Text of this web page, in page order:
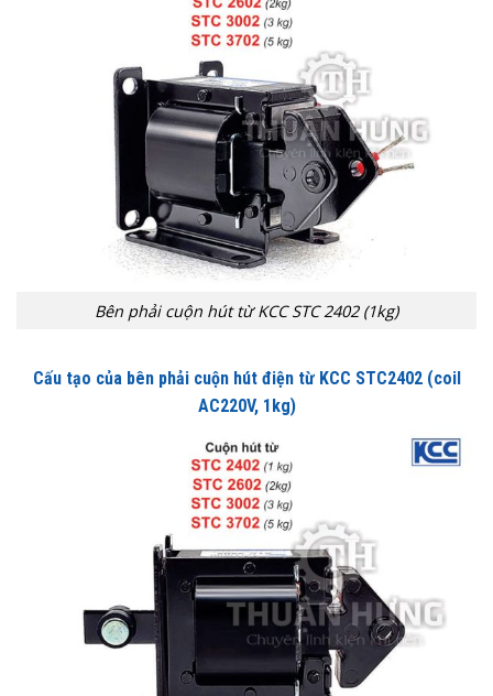
Bên phải cuộn hút từ KCC STC 2402 (1kg)
Cấu tạo của bên phải cuộn hút điện từ KCC STC2402 (coil
AC220V, 1kg)